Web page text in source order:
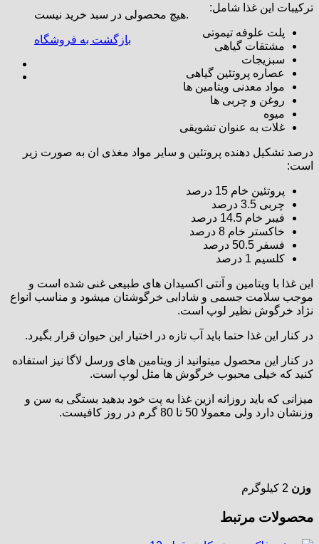
هیچ محصولی در سبد خرید نیست.
بازگشت به فروشگاه
ترکیبات این غذا شامل:
پلت علوفه تیموتی
مشتقات گیاهی
سبزیجات
عصاره پروتئین گیاهی
مواد معدنی ویتامین ها
روغن و چربی ها
میوه
غلات به عنوان تشویقی
درصد تشکیل دهنده پروتئین و سایر مواد مغذی ان به صورت زیر
است:
پروتئین خام 15 درصد
چربی 3.5 درصد
فیبر خام 14.5 درصد
خاکستر خام 8 درصد
فسفر 50.5 درصد
کلسیم 1 درصد
این غذا با ویتامین و آنتی اکسیدان های طبیعی غنی شده است و
موجب سلامت جسمی و شادابی خرگوشتان میشود و مناسب انواع
نژاد خرگوش نظیر لوپ است.
در کنار این غذا حتما باید آب تازه در اختیار این حیوان قرار بگیرد.
در کنار این محصول میتوانید از ویتامین های ورسل لاگا نیز استفاده
کنید که خیلی محبوب خرگوش ها مثل لوپ است.
میزانی که باید روزانه ازین غذا به پت خود بدهید بستگی به سن و
وزنشان دارد ولی معمولا 50 تا 80 گرم در روز کافیست.
وزن 2 کیلوگرم
محصولات مرتبط